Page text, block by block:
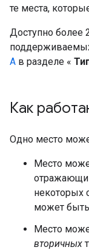
те места,
Доступно более
A в разделе «
Как
Одно место
Место
некоторых
может быть
Место
вторичных